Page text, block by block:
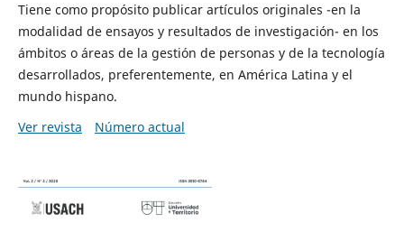
Tiene como propósito publicar artículos originales -en la
modalidad de ensayos y resultados de investigación- en los
ámbitos o áreas de la gestión de personas y de la tecnología
desarrollados, preferentemente, en América Latina y el
mundo hispano.
Ver revista
Número actual